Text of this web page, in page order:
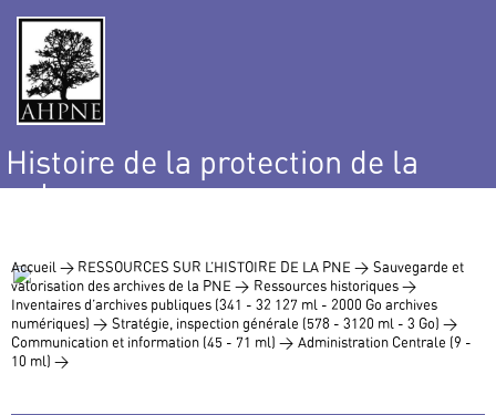
Histoire de la protection de la
nature
Accueil > RESSOURCES SUR L’HISTOIRE DE LA PNE > Sauvegarde et
valorisation des archives de la PNE > Ressources historiques >
Inventaires d’archives publiques (341 - 32 127 ml - 2000 Go archives
numériques) > Stratégie, inspection générale (578 - 3120 ml - 3 Go) >
Communication et information (45 - 71 ml) > Administration Centrale (9 -
10 ml) >